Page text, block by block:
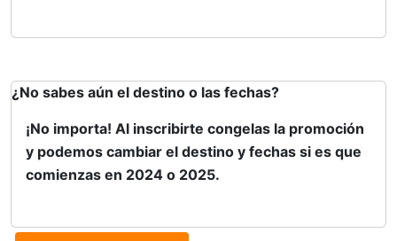
¿No sabes aún el destino o las fechas?
¡No importa! Al inscribirte congelas la promoción
y podemos cambiar el destino y fechas si es que
comienzas en 2024 o 2025.